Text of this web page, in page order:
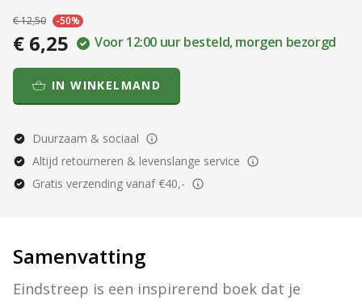
€ 12,50 -50%
€ 6,25 Voor 12:00 uur besteld, morgen bezorgd
IN WINKELMAND
Duurzaam & sociaal
Altijd retourneren & levenslange service
Gratis verzending vanaf €40,-
Samenvatting
Eindstreep is een inspirerend boek dat je